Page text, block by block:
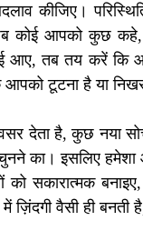
कीजिए।
कोई आपको कुछ
आए, तब तय करें कि
टूटना है या
देता है, कुछ
का। इसलिए हमेशा
को सकारात्मक
ज़िंदगी वैसी ही